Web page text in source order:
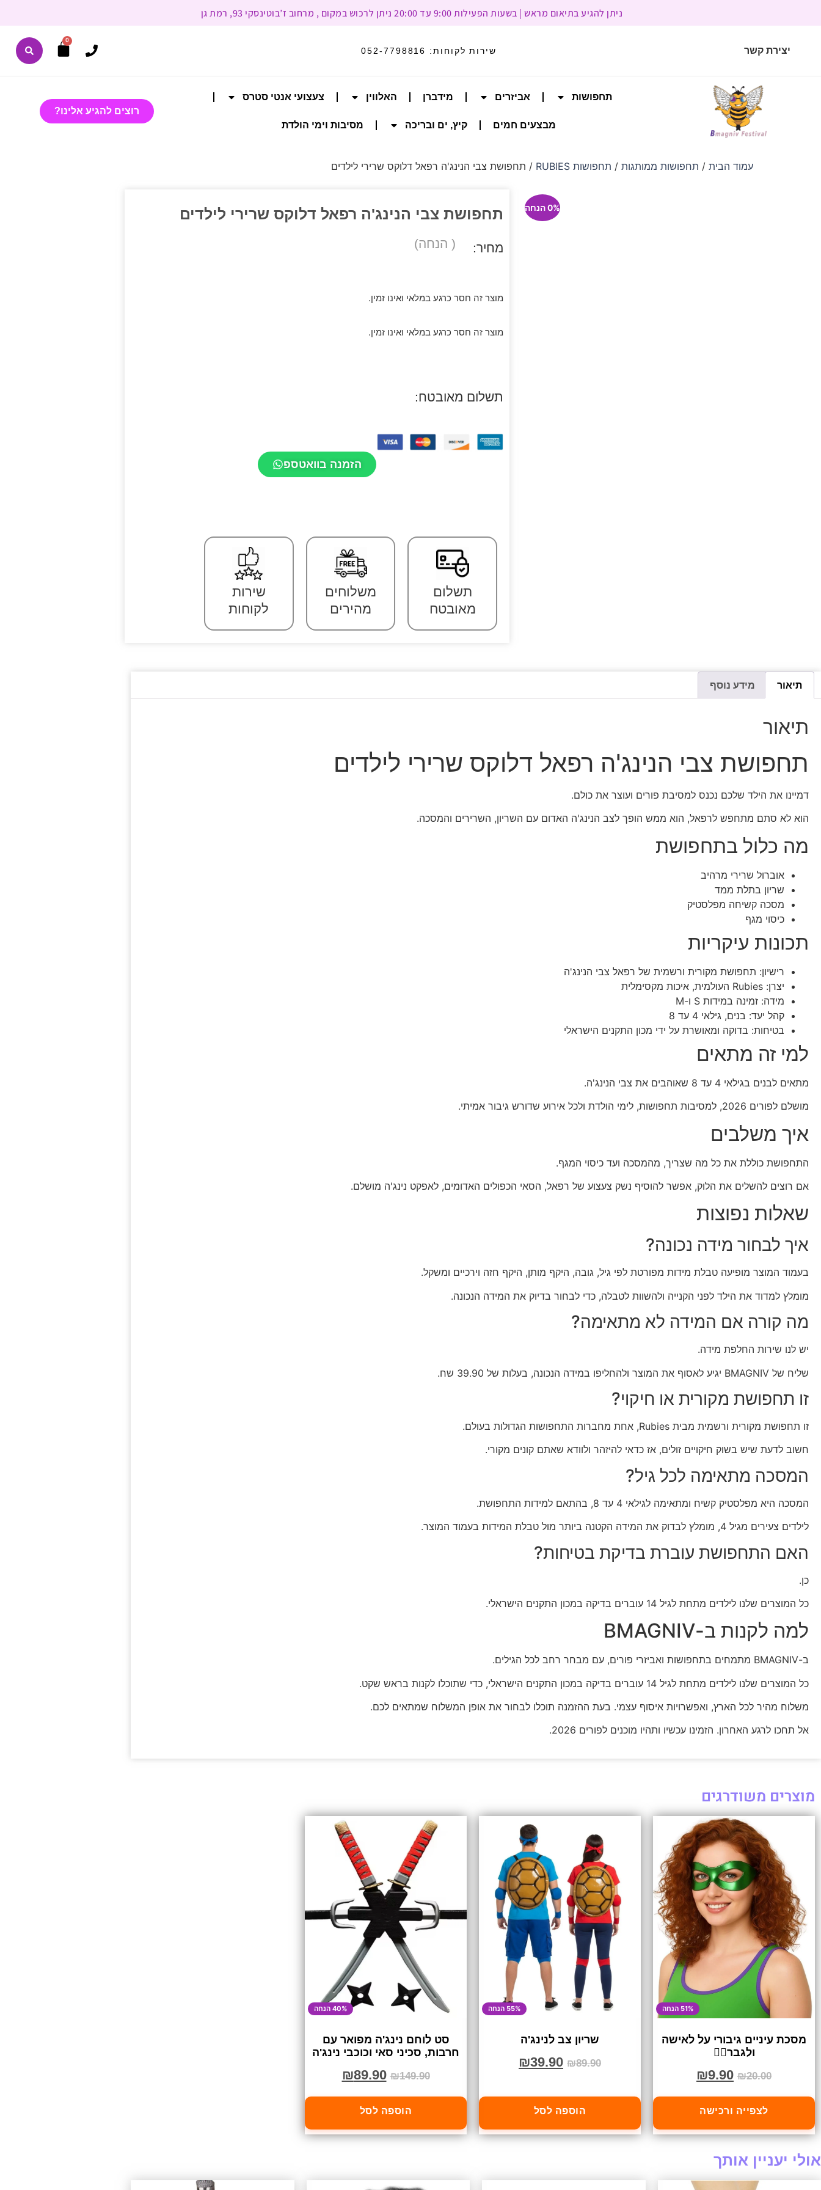
ניתן להגיע בתיאום מראש | בשעות הפעילות 9:00 עד 20:00 ניתן לרכוש במקום , מרחוב ז’בוטינסקי 93, רמת גן
יצירת קשר שירות לקוחות: 052-7798816
0
תחפושות אביזרים מידברן האלווין צעצועי אנטי סטרס
מבצעים חמים קיץ, ים ובריכה מסיבות וימי הולדת
רוצים להגיע אלינו?
עמוד הבית/ תחפושות ממותגות/ תחפושות RUBIES / תחפושת צבי הנינג'ה רפאל דלוקס שרירי לילדים
0% הנחה תחפושת צבי הנינג'ה רפאל דלוקס שרירי לילדים
מחיר: ( הנחה)
מוצר זה חסר כרגע במלאי ואינו זמין.
מוצר זה חסר כרגע במלאי ואינו זמין.
תשלום מאובטח:
הזמנה בוואטספ
תשלום
מאובטח
משלוחים
מהירים
שירות
לקוחות
תיאור מידע נוסף
תיאור
תחפושת צבי הנינג'ה רפאל דלוקס שרירי לילדים
דמיינו את הילד שלכם נכנס למסיבת פורים ועוצר את כולם.
הוא לא סתם מתחפש לרפאל, הוא ממש הופך לצב הנינג'ה האדום עם השריון, השרירים והמסכה.
מה כלול בתחפושת
אוברול שרירי מרהיב
שריון בתלת ממד
מסכה קשיחה מפלסטיק
כיסוי מגף
תכונות עיקריות
רישיון: תחפושת מקורית ורשמית של רפאל צבי הנינג'ה
יצרן: Rubies העולמית, איכות מקסימלית
מידה: זמינה במידות S ו-M
קהל יעד: בנים, גילאי 4 עד 8
בטיחות: בדוקה ומאושרת על ידי מכון התקנים הישראלי
למי זה מתאים
מתאים לבנים בגילאי 4 עד 8 שאוהבים את צבי הנינג'ה.
מושלם לפורים 2026, למסיבות תחפושות, לימי הולדת ולכל אירוע שדורש גיבור אמיתי.
איך משלבים
התחפושת כוללת את כל מה שצריך, מהמסכה ועד כיסוי המגף.
אם רוצים להשלים את הלוק, אפשר להוסיף נשק צעצוע של רפאל, הסאי הכפולים האדומים, לאפקט נינג'ה מושלם.
שאלות נפוצות
איך לבחור מידה נכונה?
בעמוד המוצר מופיעה טבלת מידות מפורטת לפי גיל, גובה, היקף מותן, היקף חזה וירכיים ומשקל.
מומלץ למדוד את הילד לפני הקנייה ולהשוות לטבלה, כדי לבחור בדיוק את המידה הנכונה.
מה קורה אם המידה לא מתאימה?
יש לנו שירות החלפת מידה.
שליח של BMAGNIV יגיע לאסוף את המוצר ולהחליפו במידה הנכונה, בעלות של 39.90 שח.
זו תחפושת מקורית או חיקוי?
זו תחפושת מקורית ורשמית מבית Rubies, אחת מחברות התחפושות הגדולות בעולם.
חשוב לדעת שיש בשוק חיקויים זולים, אז כדאי להיזהר ולוודא שאתם קונים מקורי.
המסכה מתאימה לכל גיל?
המסכה היא מפלסטיק קשיח ומתאימה לגילאי 4 עד 8, בהתאם למידות התחפושת.
לילדים צעירים מגיל 4, מומלץ לבדוק את המידה הקטנה ביותר מול טבלת המידות בעמוד המוצר.
האם התחפושת עוברת בדיקת בטיחות?
כן.
כל המוצרים שלנו לילדים מתחת לגיל 14 עוברים בדיקה במכון התקנים הישראלי.
למה לקנות ב-BMAGNIV
ב-BMAGNIV מתמחים בתחפושות ואביזרי פורים, עם מבחר רחב לכל הגילים.
כל המוצרים שלנו לילדים מתחת לגיל 14 עוברים בדיקה במכון התקנים הישראלי, כדי שתוכלו לקנות בראש שקט.
משלוח מהיר לכל הארץ, ואפשרויות איסוף עצמי. בעת ההזמנה תוכלו לבחור את אופן המשלוח שמתאים לכם.
אל תחכו לרגע האחרון. הזמינו עכשיו ותהיו מוכנים לפורים 2026.
מוצרים משודרגים
51% הנחה
מסכת עיניים גיבורי על לאישה
ולגבר🦸‍♀️
₪20.00
₪9.90
לצפייה ורכישה
55% הנחה
שריון צב לנינג'ה
₪89.90
₪39.90
הוספה לסל
40% הנחה
סט לוחם נינג'ה מפואר עם
חרבות, סכיני סאי וכוכבי נינג'ה
₪149.90
₪89.90
הוספה לסל
אולי יעניין אותך